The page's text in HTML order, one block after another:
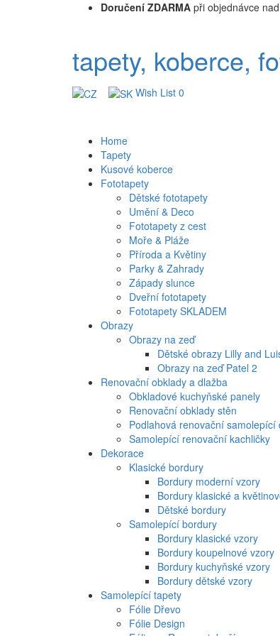
Doručení ZDARMA při objednávce
tapety, koberce,
Wish List 0
Home
Tapety
Kusové koberce
Fototapety
Dětské fototapety
Umění & Deco
Fototapety z cest
Moře & Pláže
Příroda a Květiny
Parky & Zahrady
Západy slunce
Dveřní fototapety
Fototapety SKLADEM
Obrazy
Obrazy na zeď
Dětské obrazy Lilly and
Obrazy na zeď Patel 2
Renovační obklady a dlažba
Obkladové kuchyňské panely
Renovační obklady stěn
Podlahová renovační samolepící
Samolepící renovační kachličky
Dekorace
Klasické bordury
Bordury moderní vzory
Bordury klasické a
Dětské bordury
Samolepící bordury
Bordury klasické vzory
Bordury koupelnové vzory
Bordury kuchyňské vzory
Bordury dětské vzory
Samolepící tapety
Fólie Dřevo
Fólie Design